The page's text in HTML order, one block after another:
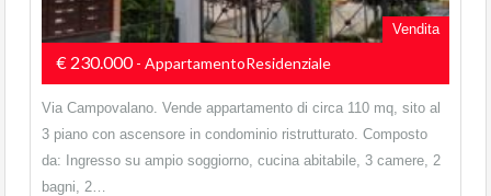
Vendita
€ 230.000- AppartamentoResidenziale
Via Campovalano. Vende appartamento di circa 110 mq, sito al
3 piano con ascensore in condominio ristrutturato. Composto
da: Ingresso su ampio soggiorno, cucina abitabile, 3 camere, 2
bagni, 2…